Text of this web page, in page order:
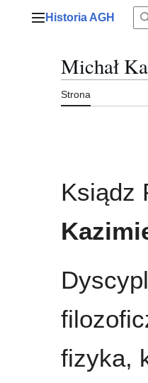
Menu główne
Historia AGH
Michał
Strona
Ksiądz
fizyka,